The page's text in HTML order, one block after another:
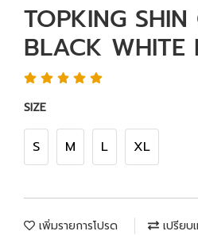
TOPKING SHIN
BLACK WHITE
SIZE
S M L XL
เพิ่มรายการโปรด เปรียบ